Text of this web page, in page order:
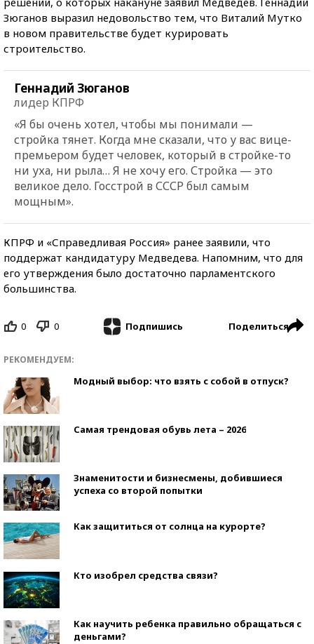
Зюганов выразил недовольство тем, что Виталий Мутко
в новом правительстве будет курировать
строительство.
Геннадий Зюганов
лидер КПРФ
«Я бы очень хотел, чтобы мы понимали —
стройка тянет. Когда мне сказали, что у вас вице-
премьером будет человек, который в стройке-то
ни уха, ни рыла… Я не хочу его. Стройка — это
великое дело. Госстрой в СССР был самым
мощным».
КПРФ и «Справедливая Россия» ранее заявили, что
поддержат кандидатуру Медведева. Напомним, что для
его утверждения было достаточно парламентского
большинства.
0 0 Подпишись Поделиться
РЕКОМЕНДУЕМ:
Модный выбор: что взять с собой в отпуск?
Самая трендовая обувь лета – 2026
Знаменитости и бизнесмены, добившиеся
успеха со второй попытки
Как защититься от солнца на курорте?
Кто изобрел средства связи?
Как научить ребенка правильно обращаться с
деньгами?